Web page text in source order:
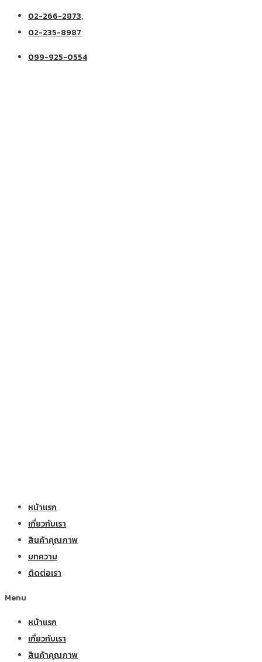
02-266-2873,
02-235-8987
099-925-0554
หน้าแรก
เกี่ยวกับเรา
สินค้าคุณภาพ
บทความ
ติดต่อเรา
Menu
หน้าแรก
เกี่ยวกับเรา
สินค้าคุณภาพ